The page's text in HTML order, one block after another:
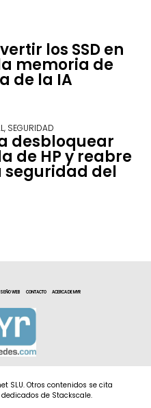
los SSD en
memoria de
de la IA
, SEGURIDAD
desbloquear
de HP y reabre
seguridad del
WEB CONTACTO ACERCA DE MYR
SLU. Otros contenidos se cita
de Stackscale.